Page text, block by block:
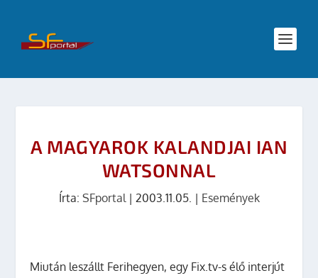
A MAGYAROK KALANDJAI IAN
WATSONNAL
Írta: SFportal| 2003.11.05. | Események
Miután leszállt Ferihegyen, egy Fix.tv-s élő interjút